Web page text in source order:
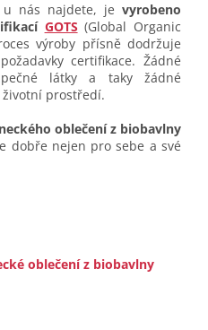
nás najdete, je vyrobeno
GOTS (Global Organic
výroby přísně dodržuje
certifikace. Žádné
látky a taky žádné
prostředí.
oblečení z biobavlny
dobře nejen pro sebe a své
oblečení z biobavlny